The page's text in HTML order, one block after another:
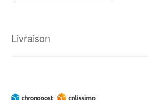
Livraison